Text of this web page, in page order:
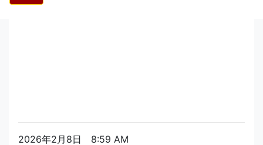
2026年2月8日 8:59 AM